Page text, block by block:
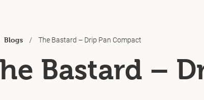
Blogs / The Bastard – Drip Pan Compact
Bastard –